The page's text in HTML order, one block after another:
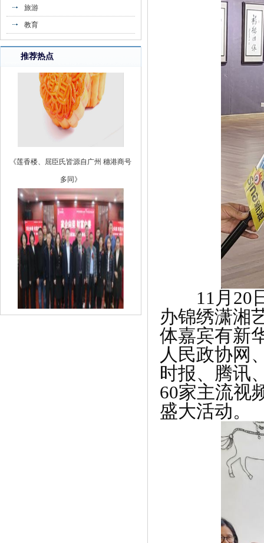
旅游
教育
推荐热点
《莲香楼、屈臣氏皆源自广州 穗港商号
多同》
《家企向荣 财富向善 工商银行吉林长春
11月20日
办锦绣潇湘
体嘉宾有新
人民政协网
时报、腾讯
60家主流视
盛大活动。